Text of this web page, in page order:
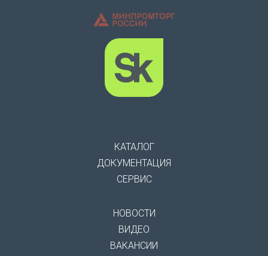
КАТАЛОГ
ДОКУМЕНТАЦИЯ
СЕРВИС
НОВОСТИ
ВИДЕО
ВАКАНСИИ